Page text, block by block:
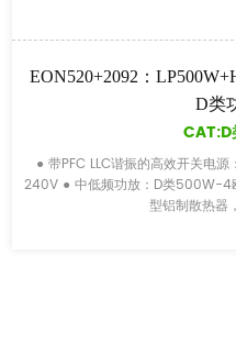
EON520+2092：
D类
CAT:D
● 带PFC LLC谐振的高效开关电
240V ● 中低频功放：D类500W-
型铝制散热器